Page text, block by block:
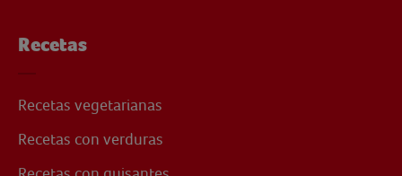
Recetas
Recetas vegetarianas
Recetas con verduras